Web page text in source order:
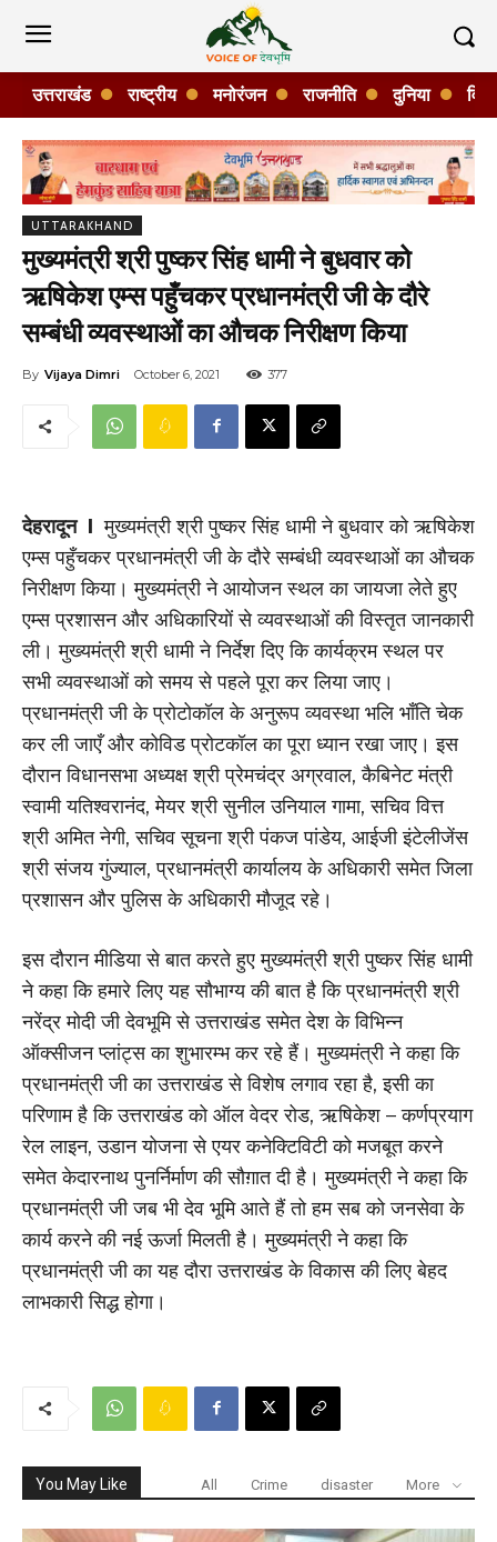
उत्तराखंड राष्ट्रीय मनोरंजन राजनीति दुनिया
UTTARAKHAND
मुख्यमंत्री श्री पुष्कर सिंह धामी ने बुधवार को
ऋषिकेश एम्स पहुँचकर प्रधानमंत्री जी के दौरे
सम्बंधी व्यवस्थाओं का औचक निरीक्षण किया
By Vijaya Dimri October 6, 2021 377
देहरादून Iमुख्यमंत्री श्री पुष्कर सिंह धामी ने बुधवार को ऋषिकेश
एम्स पहुँचकर प्रधानमंत्री जी के दौरे सम्बंधी व्यवस्थाओं का औचक
निरीक्षण किया। मुख्यमंत्री ने आयोजन स्थल का जायजा लेते हुए
एम्स प्रशासन और अधिकारियों से व्यवस्थाओं की विस्तृत जानकारी
ली। मुख्यमंत्री श्री धामी ने निर्देश दिए कि कार्यक्रम स्थल पर
सभी व्यवस्थाओं को समय से पहले पूरा कर लिया जाए।
प्रधानमंत्री जी के प्रोटोकॉल के अनुरूप व्यवस्था भलि भाँति चेक
कर ली जाएँ और कोविड प्रोटकॉल का पूरा ध्यान रखा जाए। इस
दौरान विधानसभा अध्यक्ष श्री प्रेमचंद्र अग्रवाल, कैबिनेट मंत्री
स्वामी यतिश्वरानंद, मेयर श्री सुनील उनियाल गामा, सचिव वित्त
श्री अमित नेगी, सचिव सूचना श्री पंकज पांडेय, आईजी इंटेलीजेंस
श्री संजय गुंज्याल, प्रधानमंत्री कार्यालय के अधिकारी समेत जिला
प्रशासन और पुलिस के अधिकारी मौजूद रहे।
इस दौरान मीडिया से बात करते हुए मुख्यमंत्री श्री पुष्कर सिंह धामी
ने कहा कि हमारे लिए यह सौभाग्य की बात है कि प्रधानमंत्री श्री
नरेंद्र मोदी जी देवभूमि से उत्तराखंड समेत देश के विभिन्न
ऑक्सीजन प्लांट्स का शुभारम्भ कर रहे हैं। मुख्यमंत्री ने कहा कि
प्रधानमंत्री जी का उत्तराखंड से विशेष लगाव रहा है, इसी का
परिणाम है कि उत्तराखंड को ऑल वेदर रोड, ऋषिकेश – कर्णप्रयाग
रेल लाइन, उडान योजना से एयर कनेक्टिविटी को मजबूत करने
समेत केदारनाथ पुनर्निर्माण की सौग़ात दी है। मुख्यमंत्री ने कहा कि
प्रधानमंत्री जी जब भी देव भूमि आते हैं तो हम सब को जनसेवा के
कार्य करने की नई ऊर्जा मिलती है। मुख्यमंत्री ने कहा कि
प्रधानमंत्री जी का यह दौरा उत्तराखंड के विकास की लिए बेहद
लाभकारी सिद्ध होगा।
You May Like All Crime disaster More